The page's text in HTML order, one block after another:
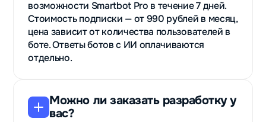
возможности Smartbot Pro в течение 7 дней.
Стоимость подписки — от 990 рублей в месяц,
цена зависит от количества пользователей в
боте. Ответы ботов с ИИ оплачиваются
отдельно.
Можно ли заказать разработку у
вас?